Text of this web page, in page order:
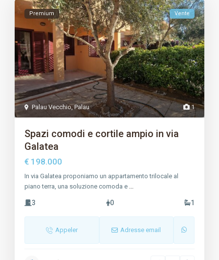
1
Palau Vecchio,Palau
Premium Vente
Spazi comodi e cortile ampio in via
Galatea
€ 198.000
In via Galatea proponiamo un appartamento trilocale al
piano terra, una soluzione comoda e ...
3 0 1
Appeler Adresse email